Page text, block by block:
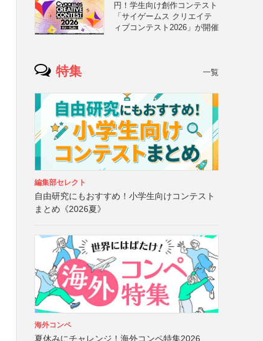
円！学生向け創作コンテスト
「サイゲームス クリエイテ
ィブコンテスト2026」が開催
特集 一覧
編集部セレクト
自由研究にもおすすめ！小学生向けコンテスト
まとめ《2026夏》
海外コンペ
夏休みにチャレンジ！海外コンペ特集2026